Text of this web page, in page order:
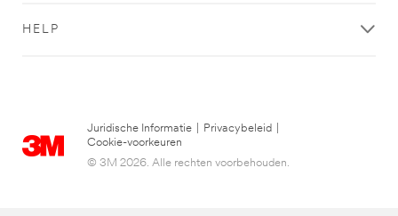
HELP
Juridische Informatie Privacybeleid
Cookie-voorkeuren
© 3M 2026. Alle rechten voorbehouden.